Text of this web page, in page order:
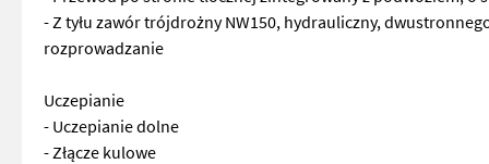
- Z tyłu zawór trójdrożny NW150, hydrauliczny,
rozprowadzanie
Uczepianie
- Uczepianie dolne
- Złącze kulowe